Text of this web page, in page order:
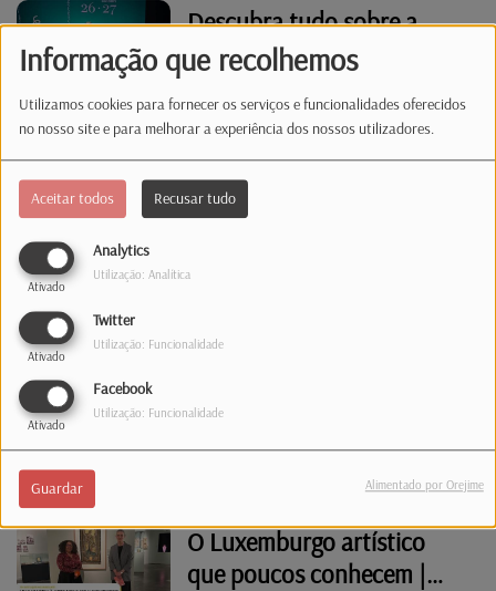
Informação que recolhemos
Utilizamos cookies para fornecer os serviços e funcionalidades oferecidos
no nosso site e para melhorar a experiência dos nossos utilizadores.
Aceitar todos Recusar tudo
Analytics
Ativado
Utilização: Analítica
Twitter
Ativado
Utilização: Funcionalidade
Facebook
Ativado
Utilização: Funcionalidade
Guardar Alimentado por Orejime
Descubra tudo sobre a
nova temporada dos
Paulo Levi estreia “Noite
28” em exclusivo na Radio
Latina
Paulo Levi estreia “Noite
Latina
Festival du Printemps des
Poètes 2026: A Poesia Que
O Luxemburgo artístico
que poucos conhecem |